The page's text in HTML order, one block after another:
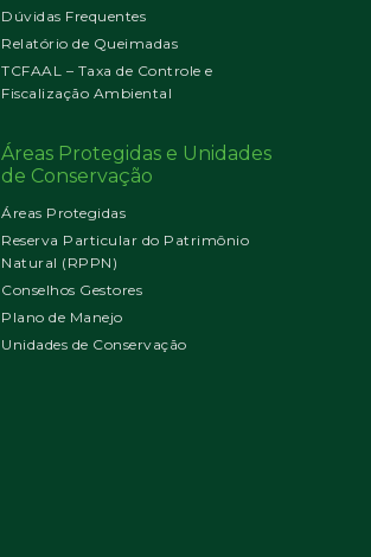
Dúvidas Frequentes
Relatório de Queimadas
TCFAAL – Taxa de Controle e
Fiscalização Ambiental
Áreas Protegidas e Unidades
de Conservação
Áreas Protegidas
Reserva Particular do Patrimônio
Natural (RPPN)
Conselhos Gestores
Plano de Manejo
Unidades de Conservação